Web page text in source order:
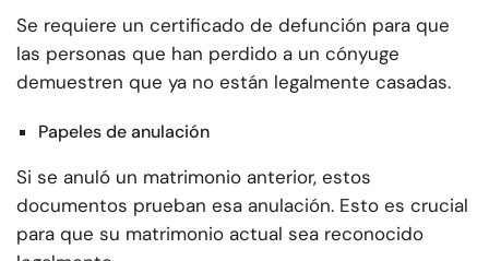
Se requiere un certificado de defunción para que
las personas que han perdido a un cónyuge
demuestren que ya no están legalmente casadas.
Papeles de anulación
Si se anuló un matrimonio anterior, estos
documentos prueban esa anulación. Esto es crucial
para que su matrimonio actual sea reconocido